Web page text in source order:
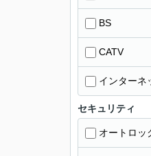
BS
CATV
インターネ
セキュリティ
オートロッ